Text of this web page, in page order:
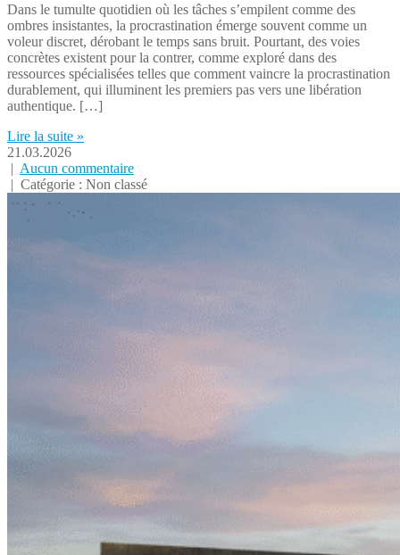
Dans le tumulte quotidien où les tâches s’empilent comme des
ombres insistantes, la procrastination émerge souvent comme un
voleur discret, dérobant le temps sans bruit. Pourtant, des voies
concrètes existent pour la contrer, comme exploré dans des
ressources spécialisées telles que comment vaincre la procrastination
durablement, qui illuminent les premiers pas vers une libération
authentique. […]
Lire la suite »
21.03.2026
| Aucun commentaire
| Catégorie : Non classé